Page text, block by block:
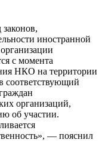
законов,
иностранной
с момента
НКО на территории
соответствующий
организаций,
об участии.
— пояснил